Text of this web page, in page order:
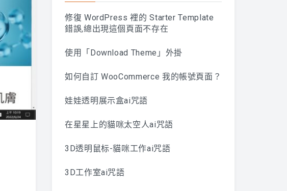
修復 WordPress 裡的 Starter Template
錯誤,總出現這個頁面不存在
使用「Download Theme」外掛
如何自訂 WooCommerce 我的帳號頁面？
娃娃透明展示盒ai咒語
在星星上的貓咪太空人ai咒語
3D透明鼠标-貓咪工作ai咒語
3D工作室ai咒語